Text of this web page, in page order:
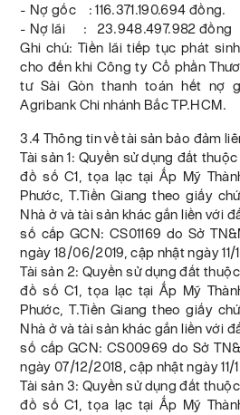
- Nợ gốc : 116.371.190.694 đồng.
- Nợ lãi : 23.948.497.982 đồng
Ghi chú: Tiền lãi tiếp tục phát
cho đến khi Công ty Cổ phần
tư Sài Gòn thanh toán hết nợ
Agribank Chi nhánh Bắc TP.HCM.
3.4 Thông tin về tài sản bảo đảm
Tài sản 1: Quyền sử dụng đất
đồ số C1, tọa lạc tại Ấp Mỹ
Phước, T.Tiền Giang theo giấy
Nhà ở và tài sản khác gắn liền với
số cấp GCN: CS01169 do Sở
ngày 18/06/2019, cập nhật ngày 11/
Tài sản 2: Quyền sử dụng đất
đồ số C1, tọa lạc tại Ấp Mỹ
Phước, T.Tiền Giang theo giấy
Nhà ở và tài sản khác gắn liền với
số cấp GCN: CS00969 do Sở
ngày 07/12/2018, cập nhật ngày 11/
Tài sản 3: Quyền sử dụng đất
đồ số C1, tọa lạc tại Ấp Mỹ